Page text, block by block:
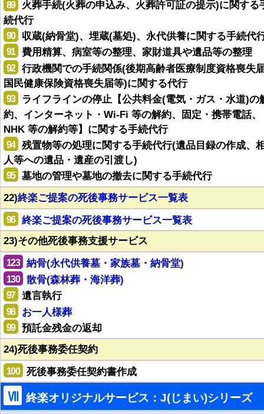
89
火葬手続(火葬の申込み、火葬許可証の提示)に関する
続代行
90 収蔵(納骨堂)、埋蔵(墓処)、永代供養に関する手続代
91 費用精算、病室等の整理、家財道具や遺品等の整理
92
行政機関での手続関係(後期高齢者医療制度資格喪失
国民健康保険資格喪失届等)に関する代行
93
ライフラインの停止【公共料金(電気・ガス・水道)の
約、インターネット・Wi-Fi 等の解約、固定・携帯電話、
NHK 等の解約等】に関する手続代行
94
残置物等の処理に関する手続代行(遺品目録の作成、
人等への遺品・遺産の引渡し)
95
墓地の管理や墓地の撤去に関する手続代行
22)終楽ご提案の死後事務サービス一覧表
96
終楽ご提案の死後事務サービス一覧表
23)その他死後事務支援サービス
123 納骨(永代供養墓・家族墓・納骨堂)
130 散骨(森林葬・海洋葬)
97 遺言執行
98 お一人様葬
99
預託金残金の返却
24)死後事務委任契約
100 死後事務委任契約書作成
Ⅶ 終楽オリジナルサービス：J(じまい)シリーズ